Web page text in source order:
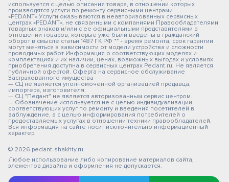
используется с целью описания товара, в отношении которых
производятся услуги по ремонту сервисными центрами
«PEDANT».Услуги оказываются в неавторизованных сервисных
центрах «PEDANT», не связанными с компаниями Правообладателями
товарных знаков и/или с ее официальными представителями в
отношении товаров, которые уже были введены в гражданский
оборот в смысле статьи 1487 ГК РФ ** - время ремонта, срок гарантии
могут меняться в зависимости от модели устройства и сложности
проводимых работ Информация о соответствующих моделях и
комплектациях и их наличии, ценах, возможных выгодах и условиях
приобретения доступна в сервисных центрах Pedant.ru. Не является
публичной офертой. Оферта на сервисное обслуживание
Застрахованного имущества
— СЦ не является уполномоченной организацией продавца,
импортера, изготовителя.
— СЦ "Педант" не является авторизованным сервис центром.
— Обозначение используется не с целью индивидуализации
соответствующих услуг по ремонту и введения посетителей в
заблуждение, а с целью информирования потребителей о
предоставляемых услугах в отношении техники правообладателей.
Вся информация на сайте носит исключительно информационный
характер.
© 2026 pedant-shakhty.ru
Любое использование либо копирование материалов сайта,
элементов дизайна и оформления не допускается.